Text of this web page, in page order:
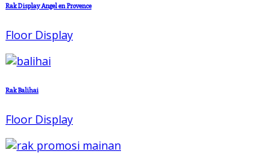
Rak Display Angel en Provence
Floor Display
Rak Balihai
Floor Display